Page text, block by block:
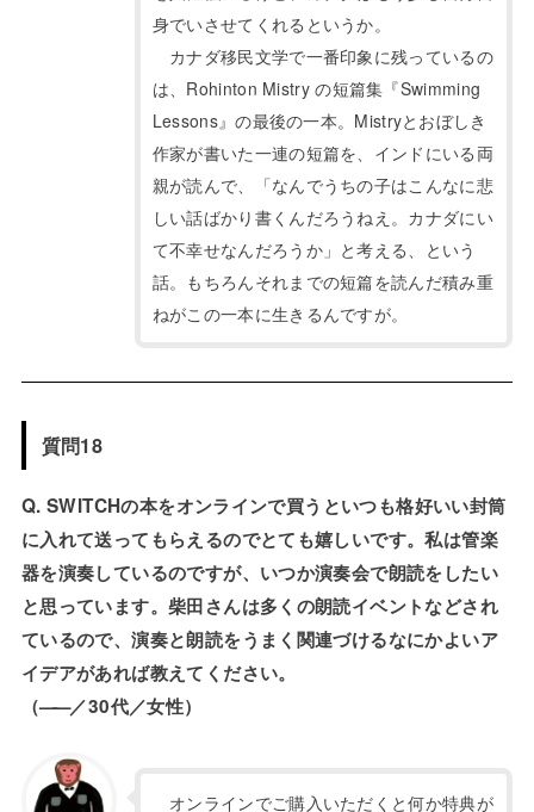
身でいさせてくれるというか。
カナダ移民文学で一番印象に残っているの
は、Rohinton Mistry の短篇集『Swimming
Lessons』の最後の一本。Mistryとおぼしき
作家が書いた一連の短篇を、インドにいる両
親が読んで、「なんでうちの子はこんなに悲
しい話ばかり書くんだろうねえ。カナダにい
て不幸せなんだろうか」と考える、という
話。もちろんそれまでの短篇を読んだ積み重
ねがこの一本に生きるんですが。
質問18
Q. SWITCHの本をオンラインで買うといつも格好いい封筒
に入れて送ってもらえるのでとても嬉しいです。私は管楽
器を演奏しているのですが、いつか演奏会で朗読をしたい
と思っています。柴田さんは多くの朗読イベントなどされ
ているので、演奏と朗読をうまく関連づけるなにかよいア
イデアがあれば教えてください。
（——／30代／女性）
オンラインでご購入いただくと何か特典が